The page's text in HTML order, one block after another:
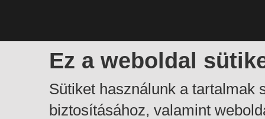
Ez a weboldal
Sütiket használunk a tartalmak
biztosításához, valamint